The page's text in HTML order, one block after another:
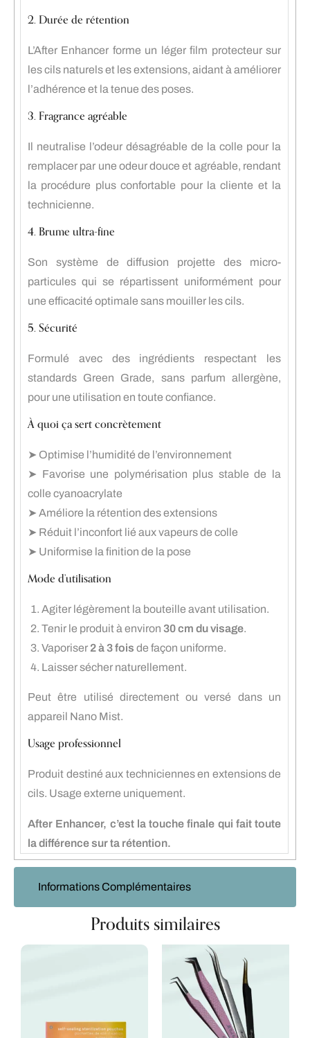
Informations Complémentaires
2. Durée de rétention
L’After Enhancer forme un léger film protecteur sur
les cils naturels et les extensions, aidant à améliorer
l’adhérence et la tenue des poses.
3. Fragrance agréable
Il neutralise l’odeur désagréable de la colle pour la
remplacer par une odeur douce et agréable, rendant
la procédure plus confortable pour la cliente et la
technicienne.
4. Brume ultra-fine
Son système de diffusion projette des micro-
particules qui se répartissent uniformément pour
une efficacité optimale sans mouiller les cils.
5. Sécurité
Formulé avec des ingrédients respectant les
standards Green Grade, sans parfum allergène,
pour une utilisation en toute confiance.
À quoi ça sert concrètement
➤ Optimise l’humidité de l’environnement
➤ Favorise une polymérisation plus stable de la
colle cyanoacrylate
➤ Améliore la rétention des extensions
➤ Réduit l’inconfort lié aux vapeurs de colle
➤ Uniformise la finition de la pose
Mode d’utilisation
Agiter légèrement la bouteille avant utilisation.
Tenir le produit à environ 30 cm du visage.
Vaporiser 2 à 3 fois de façon uniforme.
Laisser sécher naturellement.
Peut être utilisé directement ou versé dans un
appareil Nano Mist.
Usage professionnel
Produit destiné aux techniciennes en extensions de
cils. Usage externe uniquement.
After Enhancer, c’est la touche finale qui fait toute
la différence sur ta rétention.
Produits similaires